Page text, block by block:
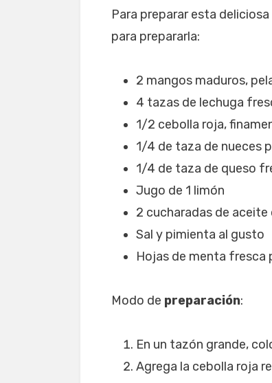
Para preparar esta
para prepararla:
2 mangos maduros,
4 tazas de lechuga
1/2 cebolla roja,
1/4 de taza de nueces
1/4 de taza de queso
Jugo de 1 limón
2 cucharadas de
Sal y pimienta al gusto
Hojas de menta fresca
Modo de preparación:
En un tazón grande,
Agrega la cebolla roja